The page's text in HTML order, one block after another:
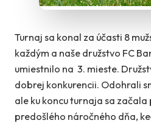
Turnaj sa konal za účasti 8
každým a naše družstvo FC
umiestnilo na 3. mieste.
dobrej konkurencii. Odohrali
ale ku koncu turnaja sa
predošlého náročného dňa,